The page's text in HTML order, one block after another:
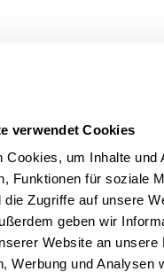
verwendet Cookies
Cookies, um Inhalte und
Funktionen für soziale
die Zugriffe auf unsere
geben wir
Website an unsere
Werbung und Analysen
THC21.1% CBD1%
CPC Cappuccino